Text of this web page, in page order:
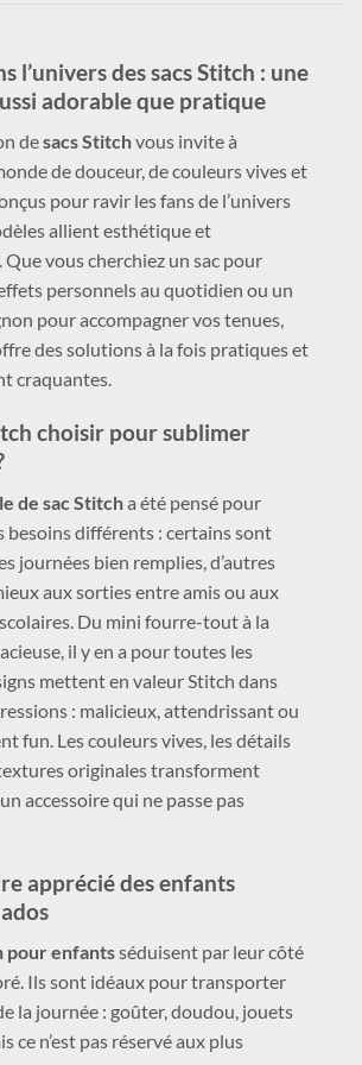
l’univers des sacs Stitch : une
adorable que pratique
desacs Stitchvous invite à
de douceur, de couleurs vives et
pour ravir les fans de l’univers
allient esthétique et
vous cherchiez un sac pour
personnels au quotidien ou un
pour accompagner vos tenues,
des solutions à la fois pratiques et
craquantes.
choisir pour sublimer
de sac Stitcha été pensé pour
besoins différents : certains sont
journées bien remplies, d’autres
aux sorties entre amis ou aux
Du mini fourre-tout à la
il y en a pour toutes les
mettent en valeur Stitch dans
: malicieux, attendrissant ou
fun. Les couleurs vives, les détails
originales transforment
accessoire qui ne passe pas
apprécié des enfants
pour enfantsséduisent par leur côté
Ils sont idéaux pour transporter
la journée : goûter, doudou, jouets
ce n’est pas réservé aux plus